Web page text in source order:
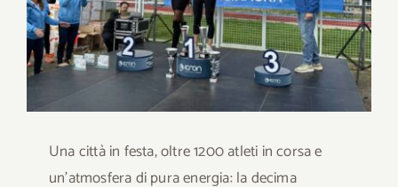
SHOP
Cerca
per:
Una città in festa, oltre 1200 atleti in corsa e
un’atmosfera di pura energia: la decima